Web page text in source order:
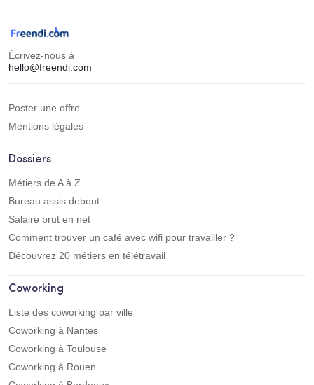
Écrivez-nous à
hello@freendi.com
Poster une offre
Mentions légales
Dossiers
Métiers de A à Z
Bureau assis debout
Salaire brut en net
Comment trouver un café avec wifi pour travailler ?
Découvrez 20 métiers en télétravail
Coworking
Liste des coworking par ville
Coworking à Nantes
Coworking à Toulouse
Coworking à Rouen